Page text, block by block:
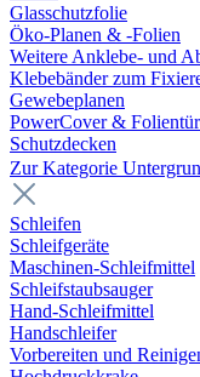
Glasschutzfolie
Öko-Planen & -Folien
Weitere Anklebe- und
Klebebänder zum
Gewebeplanen
PowerCover &
Schutzdecken
Zur Kategorie
Schleifen
Schleifgeräte
Maschinen-Schleifmittel
Schleifstaubsauger
Hand-Schleifmittel
Handschleifer
Vorbereiten und